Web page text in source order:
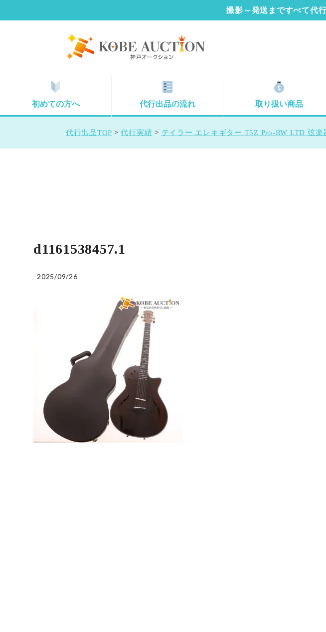
撮影～発送まですべて代
初めての方へ 代行出品の流れ 取り扱い商品
代行出品TOP >代行実績 > テイラー エレキギター T5Z Pro-RW LTD 弦
d1161538457.1
2025/09/26